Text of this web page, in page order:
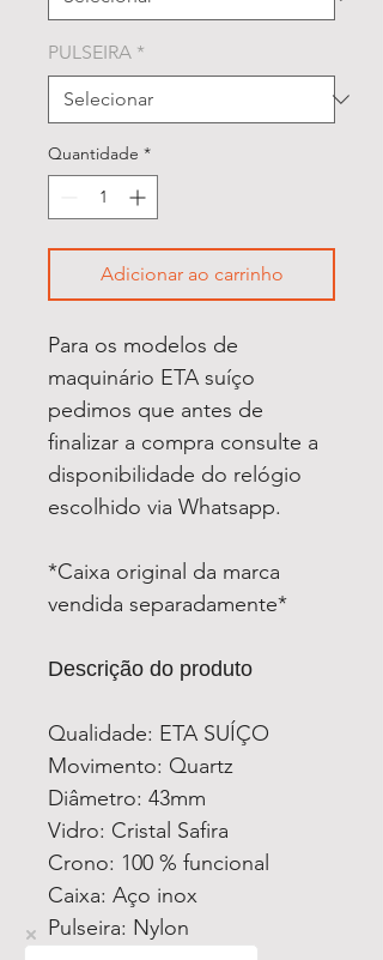
PULSEIRA *
Quantidade *
Adicionar ao carrinho
Para os modelos de
maquinário ETA suíço
pedimos que antes de
finalizar a compra consulte a
disponibilidade do relógio
escolhido via Whatsapp.
*Caixa original da marca
vendida separadamente*
Descrição do produto
Qualidade: ETA SUÍÇO
Movimento: Quartz
Diâmetro: 43mm
Vidro: Cristal Safira
Crono: 100 % funcional
Caixa: Aço inox
Pulseira: Nylon